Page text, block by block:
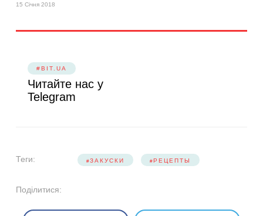
15 Січня 2018
#BIT.UA
Читайте нас у
Telegram
Теги: ЗАКУСКИ РЕЦЕПТЫ
Поділитися: